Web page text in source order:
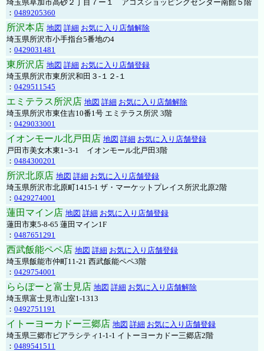
埼玉県草加市高砂２丁目７ー１ アコスショッピングセンター南館５階
： 0489205360
所沢本店 地図 詳細 お気に入り店舗解除
埼玉県所沢市小手指台5番地の4
： 0429031481
東所沢店 地図 詳細 お気に入り店舗登録
埼玉県所沢市東所沢和田３-１２-１
： 0429511545
エミテラス所沢店 地図 詳細 お気に入り店舗解除
埼玉県所沢市東住吉10番1号 エミテラス所沢 3階
： 0429033001
イオンモール北戸田店 地図 詳細 お気に入り店舗登録
戸田市美女木東1ｰ3‐1 イオンモール北戸田3階
： 0484300201
所沢北原店 地図 詳細 お気に入り店舗登録
埼玉県所沢市北原町1415-1 ザ・マーケットプレイス所沢北原2階
： 0429274001
蓮田マイン店 地図 詳細 お気に入り店舗登録
蓮田市東5-8-65 蓮田マイン1F
： 0487651291
西武飯能ペペ店 地図 詳細 お気に入り店舗登録
埼玉県飯能市仲町11-21 西武飯能ペペ3階
： 0429754001
ららぽーと富士見店 地図 詳細 お気に入り店舗解除
埼玉県富士見市山室1-1313
： 0492751191
イトーヨーカドー三郷店 地図 詳細 お気に入り店舗登録
埼玉県三郷市ピアラシティ1-1-1 イトーヨーカドー三郷店2階
： 0489541511